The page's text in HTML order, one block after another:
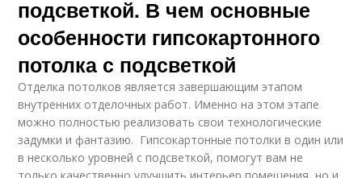
подсветкой. В чем основные
особенности гипсокартонного
потолка с подсветкой
Отделка потолков является завершающим этапом
внутренних отделочных работ. Именно на этом этапе
можно полностью реализовать свои технологические
задумки и фантазию. Гипсокартонные потолки в один или
в несколько уровней с подсветкой, помогут вам не